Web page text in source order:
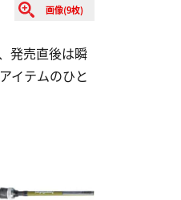
画像(9枚)
発売直後は瞬
イテムのひと